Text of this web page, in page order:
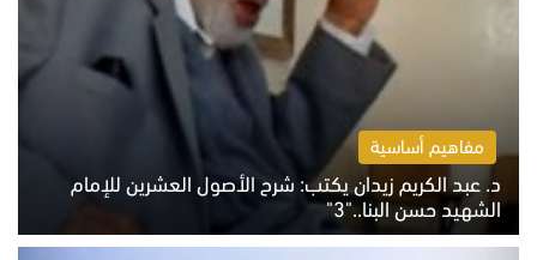
مفاهيم أساسية
د. عبد الكريم زيدان يكتب: شرح الأصول العشرين للإمام
الشهيد حسن البنا.."3"
الثلاثاء 4 أغسطس 2026 01:04 م